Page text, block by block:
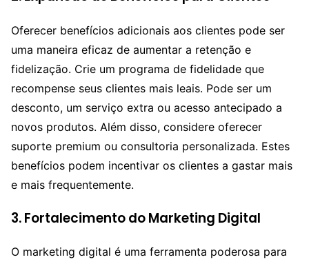
Oferecer benefícios adicionais aos clientes pode ser
uma maneira eficaz de aumentar a retenção e
fidelização. Crie um programa de fidelidade que
recompense seus clientes mais leais. Pode ser um
desconto, um serviço extra ou acesso antecipado a
novos produtos. Além disso, considere oferecer
suporte premium ou consultoria personalizada. Estes
benefícios podem incentivar os clientes a gastar mais
e mais frequentemente.
3. Fortalecimento do Marketing Digital
O marketing digital é uma ferramenta poderosa para